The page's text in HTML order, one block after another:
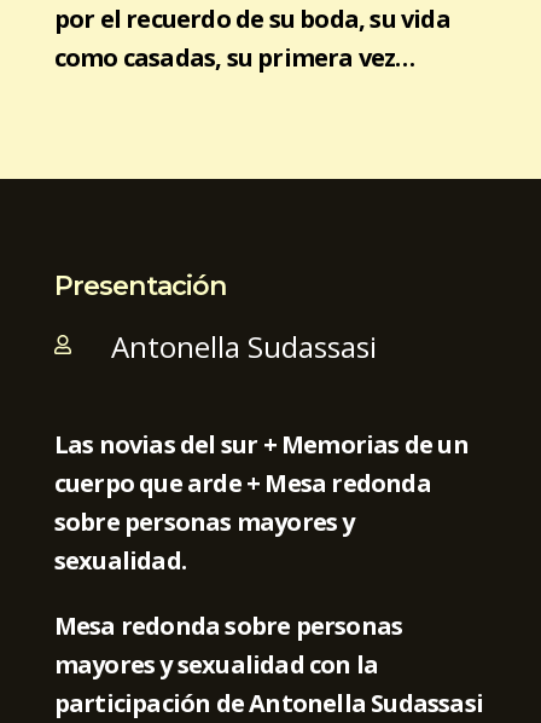
por el recuerdo de su boda, su vida
como casadas, su primera vez…
Presentación
 Antonella Sudassasi
Las novias del sur + Memorias de un
cuerpo que arde + Mesa redonda
sobre personas mayores y
sexualidad.
Mesa redonda sobre personas
mayores y sexualidad con la
participación de Antonella Sudassasi